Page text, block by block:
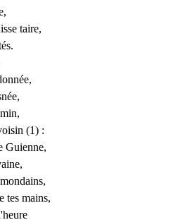
taire,
(1) :
Guienne,
tes mains,